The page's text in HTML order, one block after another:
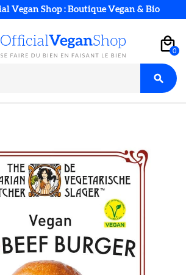
Vegan Shop : Boutique Vegan & Bio
0
